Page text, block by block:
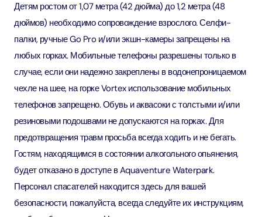
Детям ростом от 1,07 метра (42 дюйма) до 1,2 метра (48
дюймов) необходимо сопровождение взрослого. Селфи-
палки, ручные Go Pro и/или экшн-камеры запрещены на
любых горках. Мобильные телефоны разрешены только в
случае, если они надежно закреплены в водонепроницаемом
чехле на шее, на горке Vortex использование мобильных
телефонов запрещено. Обувь и аквасоки с толстыми и/или
резиновыми подошвами не допускаются на горках. Для
предотвращения травм просьба всегда ходить и не бегать.
Гостям, находящимся в состоянии алкогольного опьянения,
будет отказано в доступе в Aquaventure Waterpark.
Персонал спасателей находится здесь для вашей
безопасности, пожалуйста, всегда следуйте их инструкциям,